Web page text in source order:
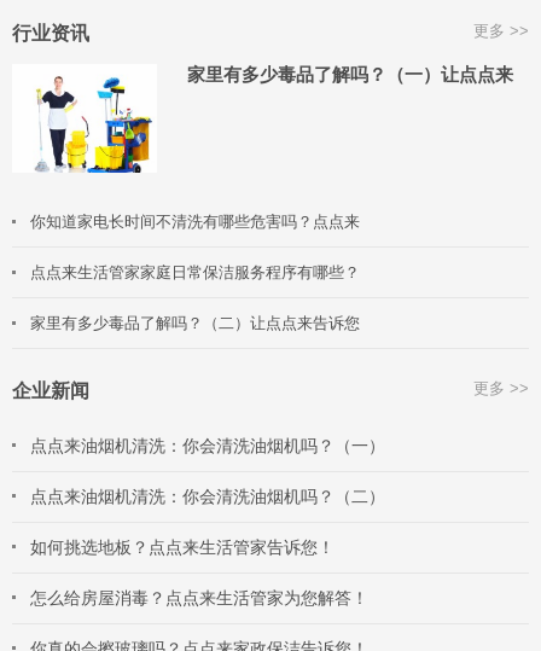
更多 >>
行业资讯
家里有多少毒品了解吗？（一）让点点来
你知道家电长时间不清洗有哪些危害吗？点点来
点点来生活管家家庭日常保洁服务程序有哪些？
家里有多少毒品了解吗？（二）让点点来告诉您
更多 >>
企业新闻
点点来油烟机清洗：你会清洗油烟机吗？（一）
点点来油烟机清洗：你会清洗油烟机吗？（二）
如何挑选地板？点点来生活管家告诉您！
怎么给房屋消毒？点点来生活管家为您解答！